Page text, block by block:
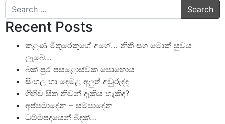
Search
Recent Posts
කළණ මිතුරෙකුගේ අගේ… නිති සග මොක් සුවය
ලැබේ…
බක් පුර පසළොස්වක පොහොය
සිංහල හා දෙමළ අලුත් අවුරුද්ද
ගිහිව සිත නිවන් දැකිය හැකිද?
අප්පමාදේන – සම්පාදේන
ධම්මපදයෙන් බිඳක්…